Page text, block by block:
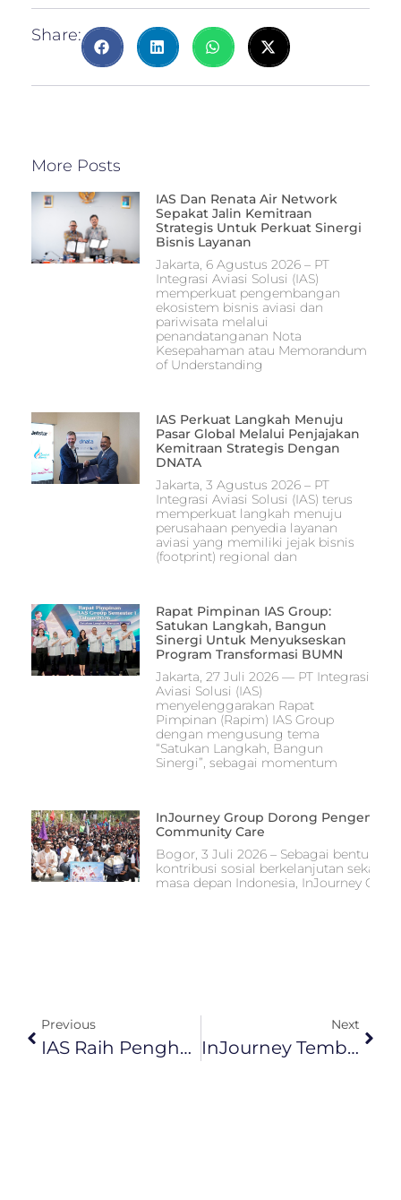
Share:
More Posts
IAS Dan Renata Air Network
Sepakat Jalin Kemitraan
Strategis Untuk Perkuat Sinergi
Bisnis Layanan
Jakarta, 6 Agustus 2026 – PT
Integrasi Aviasi Solusi (IAS)
memperkuat pengembangan
ekosistem bisnis aviasi dan
pariwisata melalui
penandatanganan Nota
Kesepahaman atau Memorandum
of Understanding
IAS Perkuat Langkah Menuju
Pasar Global Melalui Penjajakan
Kemitraan Strategis Dengan
DNATA
Jakarta, 3 Agustus 2026 – PT
Integrasi Aviasi Solusi (IAS) terus
memperkuat langkah menuju
perusahaan penyedia layanan
aviasi yang memiliki jejak bisnis
(footprint) regional dan
Rapat Pimpinan IAS Group:
Satukan Langkah, Bangun
Sinergi Untuk Menyukseskan
Program Transformasi BUMN
Jakarta, 27 Juli 2026 — PT Integrasi
Aviasi Solusi (IAS)
menyelenggarakan Rapat
Pimpinan (Rapim) IAS Group
dengan mengusung tema
“Satukan Langkah, Bangun
Sinergi”, sebagai momentum
InJourney Group Dorong
Community Care
Bogor, 3 Juli 2026 – Sebagai bentuk
kontribusi sosial berkelanjutan
masa depan Indonesia, InJourney
Previous
IAS Raih Penghargaan “Sales Strategy Excellence Award” Dalam Ajang Sales Leader Award Of The Year (SLAY) 2025
Next
InJourney Tembus Posisi Ke-43 Perusahaan Terbesar Di Indonesia, Membangun Ekosistem Aviasi Dan Pariwisata Yang Terintegrasi